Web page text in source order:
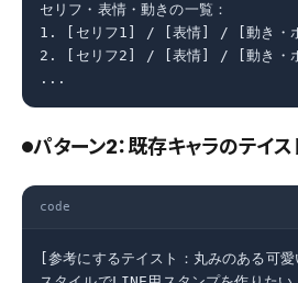
セリフ・表情・動きの一覧：
1. [セリフ1] / [表情] / [動き・ポ
2. [セリフ2] / [表情] / [動き・ポ
...
パターン2：既存キャラのテイ
code
[参考にするテイスト：丸みのある可